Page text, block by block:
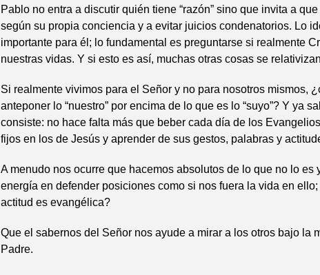
Pablo no entra a discutir quién tiene “razón” sino que invita a
según su propia conciencia y a evitar juicios condenatorios. Lo
importante para él; lo fundamental es preguntarse si realmente
nuestras vidas. Y si esto es así, muchas otras cosas se
Si realmente vivimos para el Señor y no para nosotros mismos,
anteponer lo “nuestro” por encima de lo que es lo “suyo”? Y ya
consiste: no hace falta más que beber cada día de los
fijos en los de Jesús y aprender de sus gestos, palabras y
A menudo nos ocurre que hacemos absolutos de lo que no lo es
energía en defender posiciones como si nos fuera la vida en
actitud es evangélica?
Que el sabernos del Señor nos ayude a mirar a los otros bajo la
Padre.